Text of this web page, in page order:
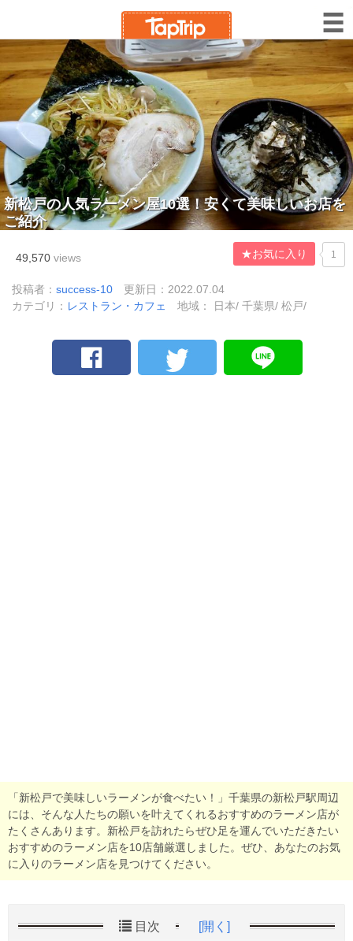
新松戸の人気ラーメン屋10選！安くて美味しいお店を
ご紹介
49,570 views ★お気に入り 1
投稿者： success-10
更新日：2022.07.04
カテゴリ： レストラン・カフェ 地域： 日本/ 千葉県/ 松戸/
「新松戸で美味しいラーメンが食べたい！」千葉県の新松戸駅周辺
には、そんな人たちの願いを叶えてくれるおすすめのラーメン店が
たくさんあります。新松戸を訪れたらぜひ足を運んでいただきたい
おすすめのラーメン店を10店舗厳選しました。ぜひ、あなたのお気
に入りのラーメン店を見つけてください。
目次 [開く]